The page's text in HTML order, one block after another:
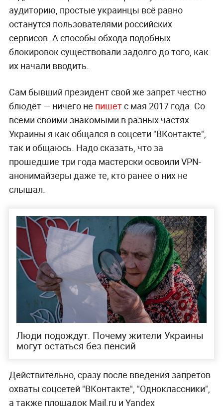
аудиторию, простые украинцы всё равно
останутся пользователями российских
сервисов. А способы обхода подобных
блокировок существовали задолго до того, как
их начали вводить.
Сам бывший президент свой же запрет честно
блюдёт — ничего не пишетс мая 2017 года. Со
всеми своими знакомыми в разных частях
Украины я как общался в соцсети "ВКонтакте",
так и общаюсь. Надо сказать, что за
прошедшие три года мастерски освоили VPN-
анонимайзеры даже те, кто ранее о них не
слышал.
Люди подождут. Почему жители Украины
могут остаться без пенсий
Действительно, сразу после введения запретов
охваты соцсетей "ВКонтакте", "Одноклассники",
а также площадок Mail.ru и Yandex